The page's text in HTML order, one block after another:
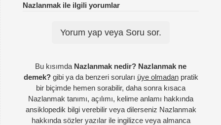
Nazlanmak ile ilgili yorumlar
Yorum yap veya Soru sor.
Bu kısımda Nazlanmak nedir? Nazlanmak ne
demek?gibi ya da benzeri soruları üye olmadanpratik
bir biçimde hemen sorabilir, daha sonra kısaca
Nazlanmak tanımı, açılımı, kelime anlamı hakkında
ansiklopedik bilgi verebilir veya dilerseniz Nazlanmak
hakkında sözler yazılar ile ingilizce veya almanca